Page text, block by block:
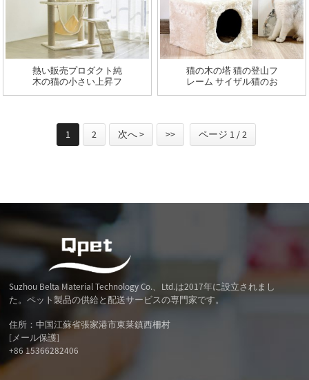
熱い販売プロダクト純
木の猫の小さい上昇フ
レームの猫の跳躍のプ
猫の木の塔 猫の登山フ
レーム サイザル猫のお
もちゃ
1 2 次へ > >> ページ 1 / 2
Suzhou Belta Material Technology Co.、Ltd.は2017年に設立されまし
た。ペット製品の供給と配送サービスの専門家です。
住所：中国江蘇省張家港市東莱鎮西柵村
[メール保護]
+86 15366282406